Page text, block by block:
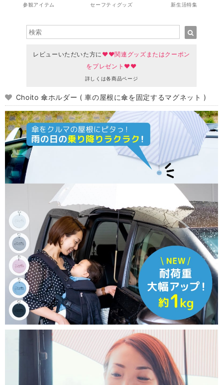
参観アイテム セーフティグッズ 新生活特集
レビューいただいた方に ♥♥関連グッズまたはクーポン
をプレゼント♥♥
詳しくは各商品ページ
Choito 傘ホルダー ( 車の屋根に傘を固定するマグネット )